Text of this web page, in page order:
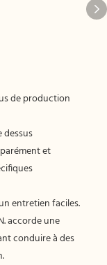
de production
dessus
et
entretien faciles.
accorde une
conduire à des